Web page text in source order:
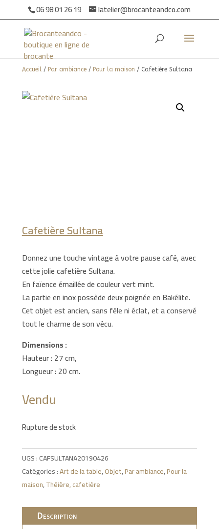
06 98 01 26 19 latelier@brocanteandco.com
Accueil/ Par ambiance/ Pour la maison / Cafetière Sultana
Cafetière Sultana
Donnez une touche vintage à votre pause café, avec
cette jolie cafetière Sultana.
En faïence émaillée de couleur vert mint.
La partie en inox possède deux poignée en Bakélite.
Cet objet est ancien, sans fêle ni éclat, et a conservé
tout le charme de son vécu.
Dimensions :
Hauteur : 27 cm,
Longueur : 20 cm.
Vendu
Rupture de stock
UGS :CAFSULTANA20190426
Catégories :Art de la table,Objet,Par ambiance,Pour la
maison,Théière, cafetière
Description